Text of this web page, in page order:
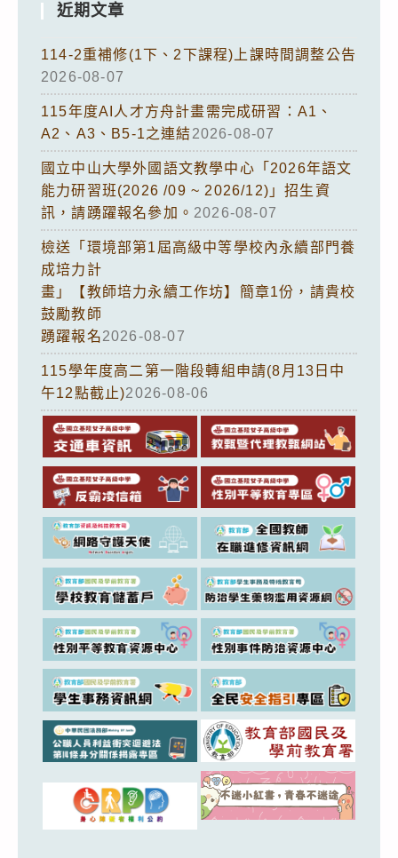
近期文章
114-2重補修(1下、2下課程)上課時間調整公告
2026-08-07
115年度AI人才方舟計畫需完成研習：A1、
A2、A3、B5-1之連結2026-08-07
國立中山大學外國語文教學中心「2026年語文
能力研習班(2026 /09 ~ 2026/12)」招生資
訊，請踴躍報名參加。 2026-08-07
檢送「環境部第1屆高級中等學校內永續部門養
成培力計
畫」【教師培力永續工作坊】簡章1份，請貴校
鼓勵教師
踴躍報名2026-08-07
115學年度高二第一階段轉組申請(8月13日中
午12點截止)2026-08-06